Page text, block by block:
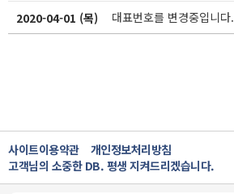
2020-04-01 (목) 대표번호를 변경중입니다.
사이트이용약관
개인정보처리방침
고객님의 소중한 DB. 평생 지켜드리겠습니다.